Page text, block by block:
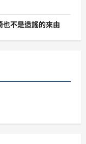
也不是造謠的來由